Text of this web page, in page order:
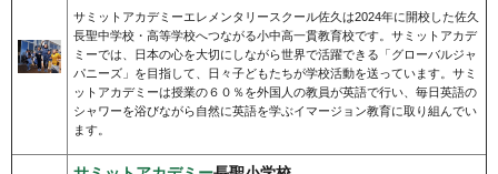
サミットアカデミーエレメンタリースクール佐久は2024年に開校した佐久
長聖中学校・高等学校へつながる小中高一貫教育校です。サミットアカデ
ミーでは、日本の心を大切にしながら世界で活躍できる「グローバルジャ
パニーズ」を目指して、日々子どもたちが学校活動を送っています。サミ
ットアカデミーは授業の６０％を外国人の教員が英語で行い、毎日英語の
シャワーを浴びながら自然に英語を学ぶイマージョン教育に取り組んでい
ます。